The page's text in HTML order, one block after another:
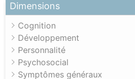
Dimensions
Cognition
Développement
Personnalité
Psychosocial
Symptômes généraux